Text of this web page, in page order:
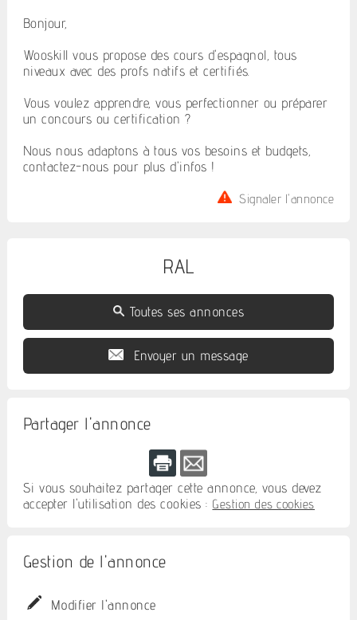
Bonjour,
Wooskill vous propose des cours d'espagnol, tous
niveaux avec des profs natifs et certifiés.
Vous voulez apprendre, vous perfectionner ou préparer
un concours ou certification ?
Nous nous adaptons à tous vos besoins et budgets,
contactez-nous pour plus d'infos !
Signaler l'annonce
RAL
Toutes ses annonces
Envoyer un message
Partager l'annonce
Si vous souhaitez partager cette annonce, vous devez
accepter l'utilisation des cookies : Gestion des cookies
Gestion de l'annonce
Modifier l'annonce